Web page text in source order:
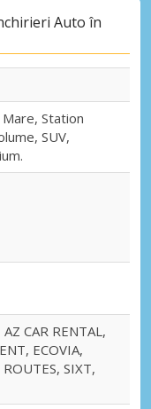
Auto în
Station
SUV,
CAR RENTAL,
ECOVIA,
SIXT,